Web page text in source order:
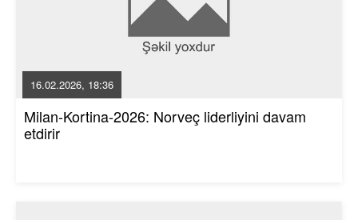
16.02.2026, 18:36
Milan-Kortina-2026: Norveç liderliyini davam
etdirir